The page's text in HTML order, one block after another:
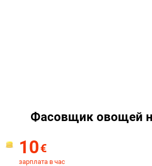
Фасовщик овощей
10€
зарплата в час